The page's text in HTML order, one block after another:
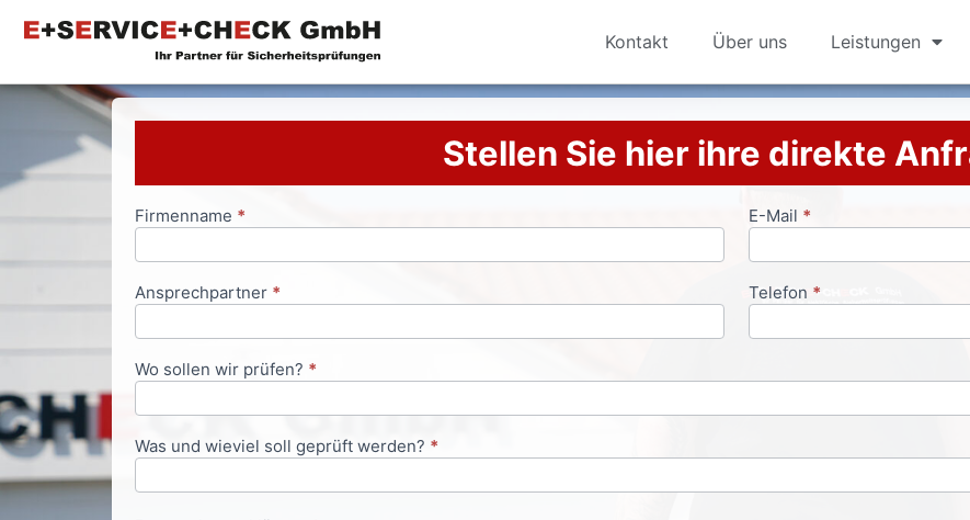
Kontakt Über uns Leistungen
Stellen Sie hier ihre direkte
Anfrageformular
Firmenname * E-Mail *
Ansprechpartner * Telefon *
Wo sollen wir prüfen? *
Was und wieviel soll geprüft werden? *